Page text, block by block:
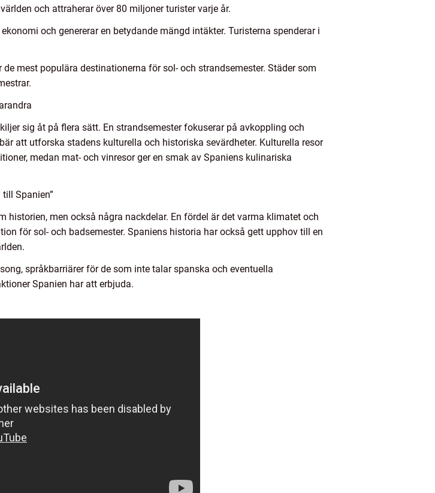
och attraherar över 80 miljoner turister varje år.
och genererar en betydande mängd intäkter. Turisterna spenderar i
mest populära destinationerna för sol- och strandsemester. Städer som
sig åt på flera sätt. En strandsemester fokuserar på avkoppling och
att utforska stadens kulturella och historiska sevärdheter. Kulturella resor
medan mat- och vinresor ger en smak av Spaniens kulinariska
Spanien”
men också några nackdelar. En fördel är det varma klimatet och
för sol- och badsemester. Spaniens historia har också gett upphov till en
språkbarriärer för de som inte talar spanska och eventuella
Spanien har att erbjuda.